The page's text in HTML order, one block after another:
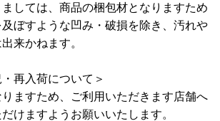
しては、商品の梱包材となりますため
ぼすような凹み・破損を除き、汚れや
来かねます。
再入荷について＞
ますため、ご利用いただきます店舗へ
けますようお願いいたします。